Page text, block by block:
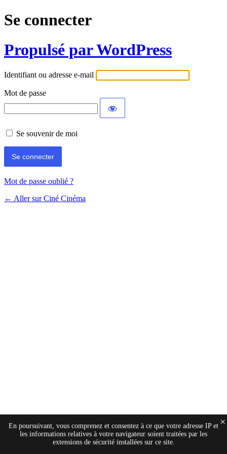
Se connecter
Propulsé par WordPress
Identifiant ou adresse e-mail
Mot de passe
Se souvenir de moi
Mot de passe oublié ?
← Aller sur Ciné Cinéma
En poursuivant, vous comprenez et consentez à ce que votre adresse IP et
les informations relatives à votre navigateur soient traitées par les
extensions de sécurité installées sur ce site.
×